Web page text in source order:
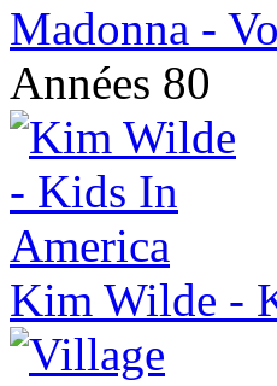
Madonna -
Années 80
Kim Wilde -